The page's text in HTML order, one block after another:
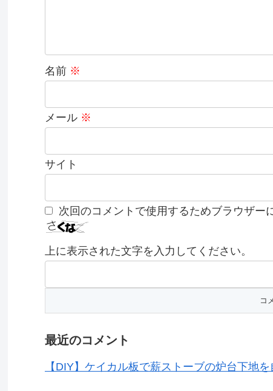
名前 ※
メール ※
サイト
次回のコメントで使用するためブラウザー
上に表示された文字を入力してください。
最近のコメント
【DIY】ケイカル板で薪ストーブの炉台下地を